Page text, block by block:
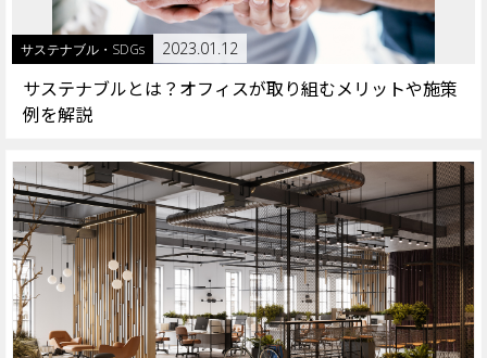
サステナブル・SDGs 2023.01.12
サステナブルとは？オフィスが取り組むメリットや施策
例を解説